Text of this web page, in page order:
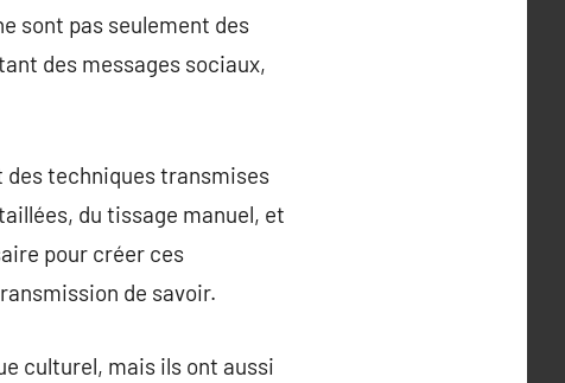
sont pas seulement des
des messages sociaux,
techniques transmises
du tissage manuel, et
pour créer ces
de savoir.
culturel, mais ils ont aussi